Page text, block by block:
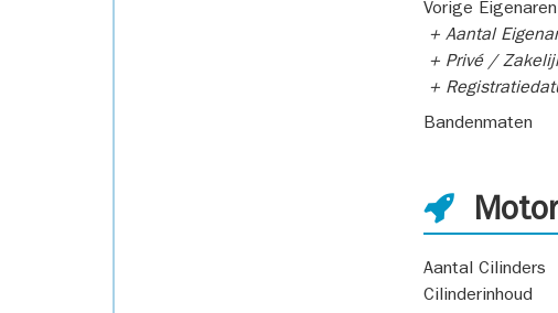
Vorige Eigenaren
+ Aantal
+ Privé /
+
Bandenmaten
Motor
Aantal Cilinders
Cilinderinhoud